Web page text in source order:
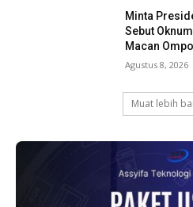
Minta
Sebut
Macan
Agustus 8, 2026
Muat lebih